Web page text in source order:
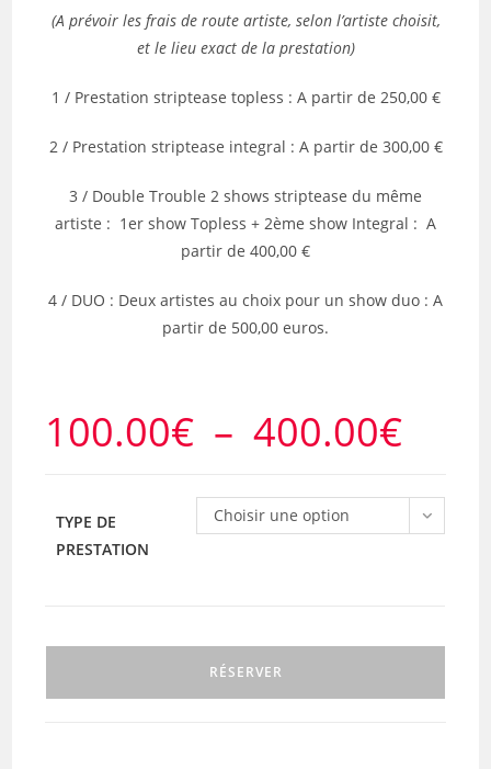
(A prévoir les frais de route artiste, selon l’artiste choisit,
et le lieu exact de la prestation)
1 / Prestation striptease topless : A partir de 250,00 €
2 / Prestation striptease integral : A partir de 300,00 €
3 / Double Trouble 2 shows striptease du même
artiste : 1er show Topless + 2ème show Integral : A
partir de 400,00 €
4 / DUO : Deux artistes au choix pour un show duo : A
partir de 500,00 euros.
100.00€ – 400.00€Plage
400.00€
TYPE DE
PRESTATION
Choisir une option
RÉSERVER